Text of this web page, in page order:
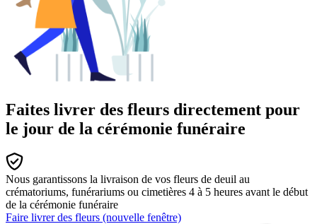
Faites livrer des fleurs directement pour
le jour de la cérémonie funéraire
Nous garantissons la livraison de vos fleurs de deuil au
crématoriums, funérariums ou cimetières 4 à 5 heures avant le début
de la cérémonie funéraire
Faire livrer des fleurs (nouvelle fenêtre)